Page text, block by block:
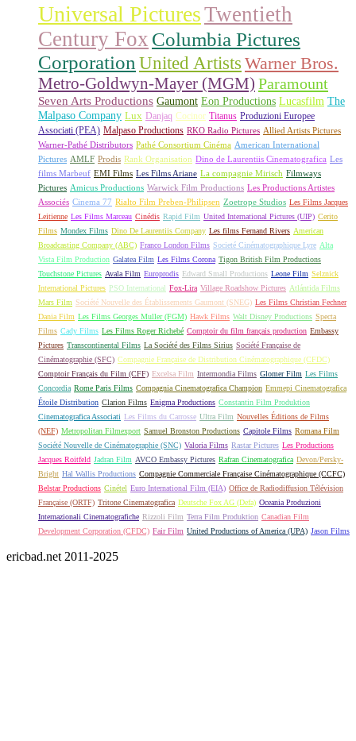
Universal PicturesTwentieth
Century Fox Columbia Pictures
Corporation United Artists Warner Bros.
Metro-Goldwyn-Mayer (MGM) Paramount
Seven Arts Productions Gaumont Eon Productions Lucasfilm The
Malpaso Company Lux Danjaq Cocinor Titanus Produzioni Europee
Associati (PEA) Malpaso Productions RKO Radio Pictures Allied Artists Pictures
Warner-Pathé Distributors Pathé Consortium Cinéma American International
Pictures AMLF Prodis Rank Organisation Dino de Laurentiis Cinematografica Les
films Marbeuf EMI Films Les Films Ariane La compagnie Mirisch Filmways
Pictures Amicus Productions Warwick Film Productions Les Productions Artistes
Associés Cinema 77 Rialto Film Preben-Philipsen Zoetrope Studios Les Films Jacques
Leitienne Les Films Marceau Cinédis Rapid Film United International Pictures (UIP) Cerito
Films Mondex Films Dino De Laurentiis Company Les films Fernand Rivers American
Broadcasting Company (ABC) Franco London Films Societé Cinématographique Lyre Alta
Vista Film Production Galatea Film Les Films Corona Tigon British Film Productions
Touchstone Pictures Avala Film Europrodis Edward Small Productions Leone Film Selznick
International Pictures PSO International Fox-Lira Village Roadshow Pictures Atlántida Films
Mars Film Société Nouvelle des Établissements Gaumont (SNEG) Les Films Christian Fechner
Dania Film Les Films Georges Muller (FGM) Hawk Films Walt Disney Productions Specta
Films Cady Films Les Films Roger Richebé Comptoir du film français production Embassy
Pictures Transcontinental Films La Société des Films Sirius Société Française de
Cinématographie (SFC) Compagnie Française de Distribution Cinématographique (CFDC)
Comptoir Français du Film (CFF) Excelsa Film Intermondia Films Glomer Film Les Films
Concordia Rome Paris Films Compagnia Cinematografica Champion Emmepi Cinematografica
Étoile Distribution Clarion Films Enigma Productions Constantin Film Produktion
Cinematografica Associati Les Films du Carrosse Ultra Film Nouvelles Éditions de Films
(NEF) Metropolitan Filmexport Samuel Bronston Productions Capitole Films Romana Film
Société Nouvelle de Cinématographie (SNC) Valoria Films Rastar Pictures Les Productions
Jacques Roitfeld Jadran Film AVCO Embassy Pictures Rafran Cinematografica Devon/Persky-
Bright Hal Wallis Productions Compagnie Commerciale Française Cinématographique (CCFC)
Belstar Productions Cinétel Euro International Film (EIA) Office de Radiodiffusion Télévision
Française (ORTF) Tritone Cinematografica Deutsche Fox AG (Defa) Oceania Produzioni
Internazionali Cinematografiche Rizzoli Film Terra Film Produktion Canadian Film
Development Corporation (CFDC) Fair Film United Productions of America (UPA) Jason Films
ericbad.net 2011-2025